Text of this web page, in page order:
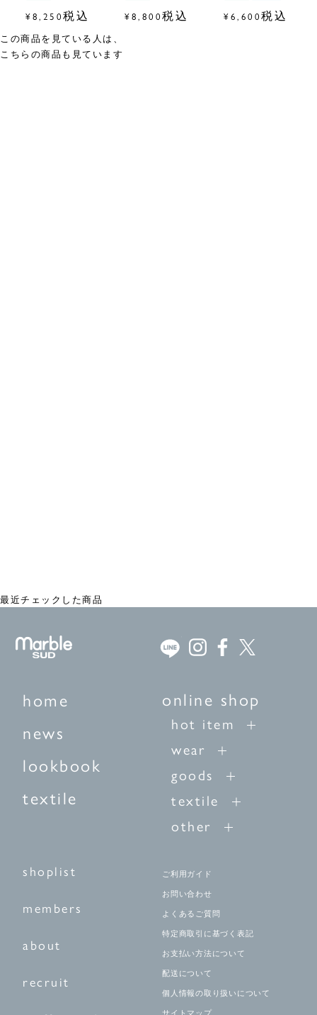
¥8,250税込
¥8,800税込 ¥6,600税込
この商品を見ている人は、
こちらの商品も見ています
最近チェックした商品
home
news
lookbook
textile
online shop
hot item
wear
goods
textile
other
shoplist
members
about
recruit
ご利用ガイド
お問い合わせ
よくあるご質問
特定商取引に基づく表記
お支払い方法について
配送について
個人情報の取り扱いについて
サイトマップ